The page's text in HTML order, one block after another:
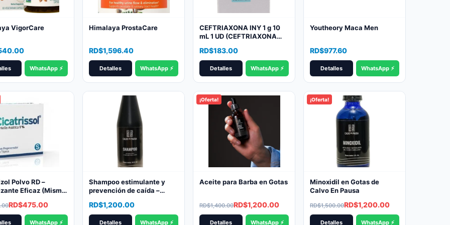
VigorCare
WhatsApp ⚡
Himalaya ProstaCare
RD$1,596.40
Detalles WhatsApp ⚡
CEFTRIAXONA INY 1 g 10
mL 1 UD (CEFTRIAXONA
RD$183.00
Detalles WhatsApp ⚡
Youtheory Maca Men
RD$977.60
Detalles WhatsApp ⚡
Polvo RD –
Eficaz (Misma
RD$475.00
WhatsApp ⚡
Shampoo estimulante y
prevención de caída –
RD$1,200.00
Detalles WhatsApp ⚡
¡Oferta!
Aceite para Barba en Gotas
RD$1,400.00
Original
price
RD$1,200.00
Current
price
Detalles WhatsApp ⚡
¡Oferta!
Minoxidil en Gotas de
Calvo En Pausa
RD$1,500.00
Original
price
RD$1,200.00
Current
price
Detalles WhatsApp ⚡